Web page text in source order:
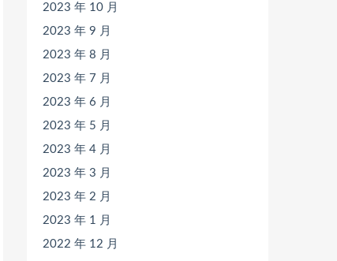
2023 年 10 月
2023 年 9 月
2023 年 8 月
2023 年 7 月
2023 年 6 月
2023 年 5 月
2023 年 4 月
2023 年 3 月
2023 年 2 月
2023 年 1 月
2022 年 12 月